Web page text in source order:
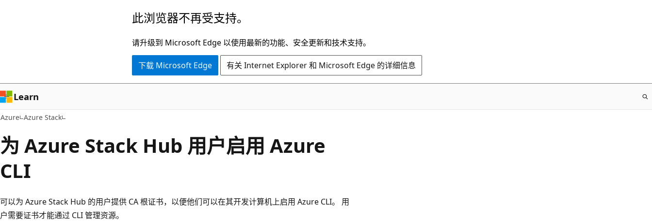
容
此浏览器不再受支持。
请升级到 Microsoft Edge 以使用最新的功能、安全更新和技术支持。
下载 Microsoft Edge 有关 Internet Explorer 和 Microsoft Edge 的详细信息
Learn
Azure Azure Stack
为 Azure Stack Hub 用户启用 Azure
CLI
可以为 Azure Stack Hub 的用户提供 CA 根证书，以便他们可以在其开发计算机上启用 Azure CLI。 用
户需要证书才能通过 CLI 管理资源。